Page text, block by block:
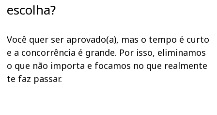
escolha?
Você quer ser aprovado(a), mas o tempo é curto
e a concorrência é grande. Por isso, eliminamos
o que não importa e focamos no que realmente
te faz passar.